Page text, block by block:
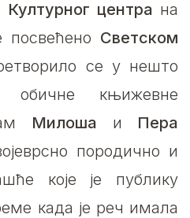
Културног центра на
посвећено Светском
се у нешто
обичне књижевне
Милоша и Пера
породично и
које је публику
када је реч имала